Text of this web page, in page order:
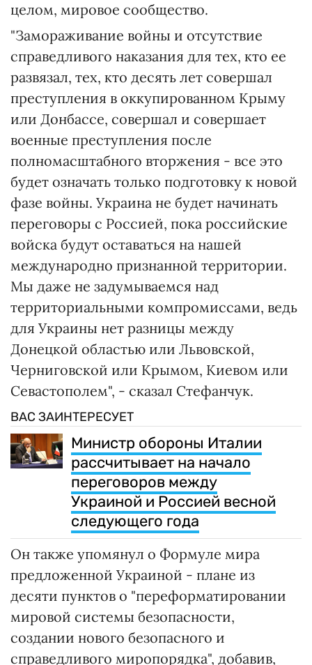
целом, мировое сообщество.
"Замораживание войны и отсутствие
справедливого наказания для тех, кто ее
развязал, тех, кто десять лет совершал
преступления в оккупированном Крыму
или Донбассе, совершал и совершает
военные преступления после
полномасштабного вторжения - все это
будет означать только подготовку к новой
фазе войны. Украина не будет начинать
переговоры с Россией, пока российские
войска будут оставаться на нашей
международно признанной территории.
Мы даже не задумываемся над
территориальными компромиссами, ведь
для Украины нет разницы между
Донецкой областью или Львовской,
Черниговской или Крымом, Киевом или
Севастополем", - сказал Стефанчук.
ВАС ЗАИНТЕРЕСУЕТ
Министр обороны Италии
рассчитывает на начало
переговоров между
Украиной и Россией весной
следующего года
Он также упомянул о Формуле мира
предложенной Украиной - плане из
десяти пунктов о "переформатировании
мировой системы безопасности,
создании нового безопасного и
справедливого миропорядка", добавив,